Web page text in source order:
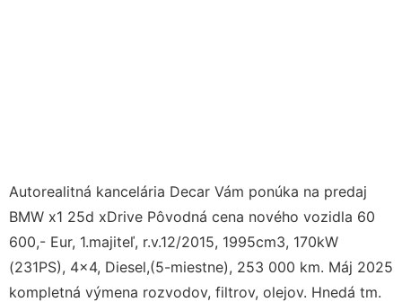
Autorealitná kancelária Decar Vám ponúka na predaj
BMW x1 25d xDrive Pôvodná cena nového vozidla 60
600,- Eur, 1.majiteľ, r.v.12/2015, 1995cm3, 170kW
(231PS), 4×4, Diesel,(5-miestne), 253 000 km. Máj 2025
kompletná výmena rozvodov, filtrov, olejov. Hnedá tm.